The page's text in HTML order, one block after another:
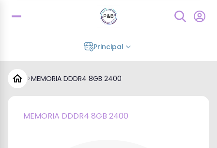
Principal
>MEMORIA DDDR4 8GB 2400
MEMORIA DDDR4 8GB 2400